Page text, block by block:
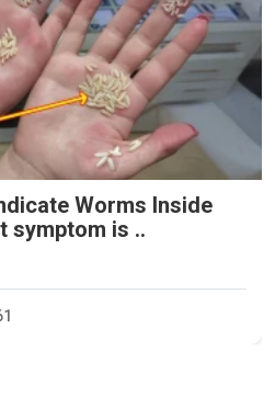
Worms Inside
symptom is ..